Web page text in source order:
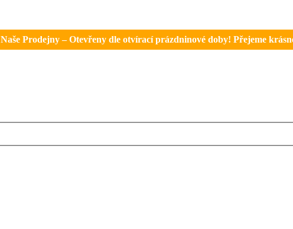
Naše Prodejny – Otevřeny dle otvírací prázdninové doby! Přejeme